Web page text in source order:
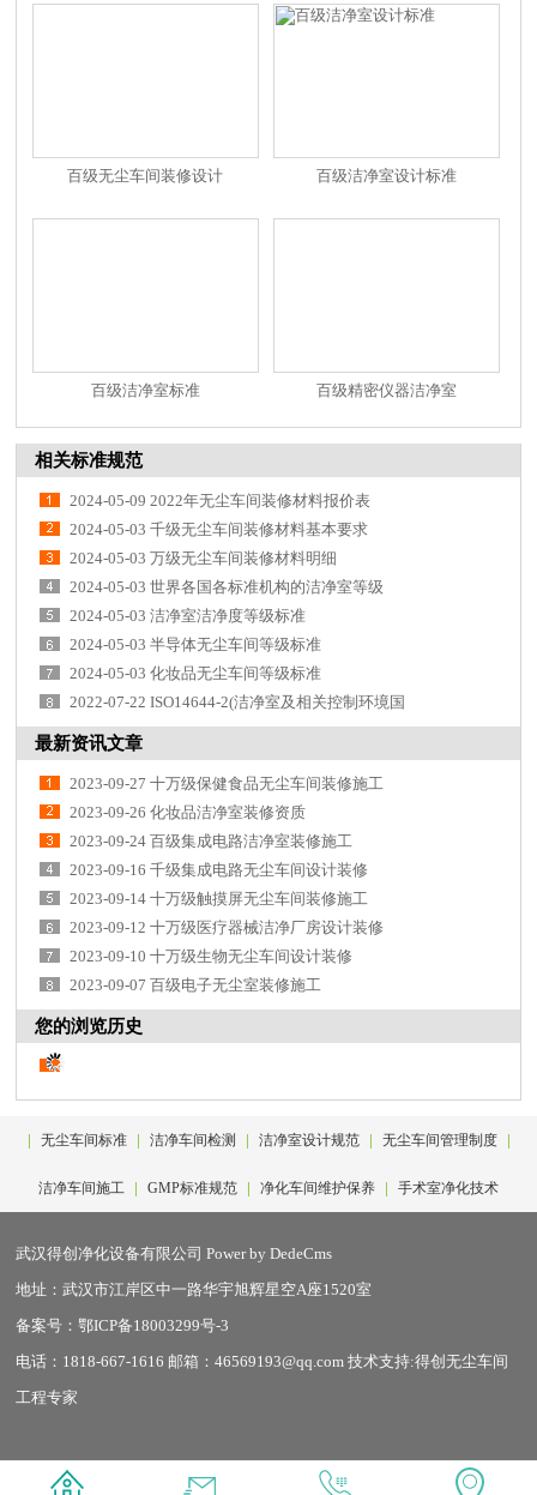
百级无尘车间装修设计 百级洁净室设计标准
百级洁净室标准 百级精密仪器洁净室
相关标准规范
2024-05-09 2022年无尘车间装修材料报价表
2024-05-03 千级无尘车间装修材料基本要求
2024-05-03 万级无尘车间装修材料明细
2024-05-03 世界各国各标准机构的洁净室等级
2024-05-03 洁净室洁净度等级标准
2024-05-03 半导体无尘车间等级标准
2024-05-03 化妆品无尘车间等级标准
2022-07-22 ISO14644-2(洁净室及相关控制环境国
最新资讯文章
2023-09-27 十万级保健食品无尘车间装修施工
2023-09-26 化妆品洁净室装修资质
2023-09-24 百级集成电路洁净室装修施工
2023-09-16 千级集成电路无尘车间设计装修
2023-09-14 十万级触摸屏无尘车间装修施工
2023-09-12 十万级医疗器械洁净厂房设计装修
2023-09-10 十万级生物无尘车间设计装修
2023-09-07 百级电子无尘室装修施工
您的浏览历史
| 无尘车间标准 | 洁净车间检测 | 洁净室设计规范 | 无尘车间管理制度 |
洁净车间施工 | GMP标准规范 | 净化车间维护保养 | 手术室净化技术
武汉得创净化设备有限公司Power by DedeCms
地址：武汉市江岸区中一路华宇旭辉星空A座1520室
备案号：鄂ICP备18003299号-3
电话：1818-667-1616 邮箱：46569193@qq.com 技术支持:得创无尘车间
工程专家